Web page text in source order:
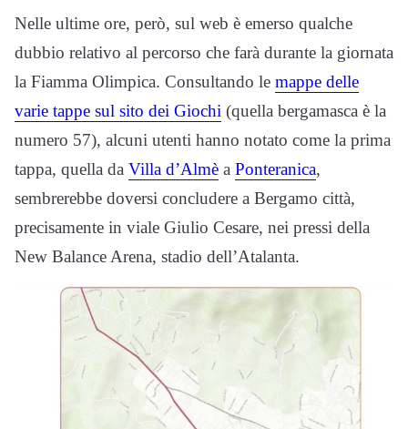
Nelle ultime ore, però, sul web è emerso qualche
dubbio relativo al percorso che farà durante la giornata
la Fiamma Olimpica. Consultando le mappe delle
varie tappe sul sito dei Giochi (quella bergamasca è la
numero 57), alcuni utenti hanno notato come la prima
tappa, quella da Villa d’Almè a Ponteranica,
sembrerebbe doversi concludere a Bergamo città,
precisamente in viale Giulio Cesare, nei pressi della
New Balance Arena, stadio dell’Atalanta.